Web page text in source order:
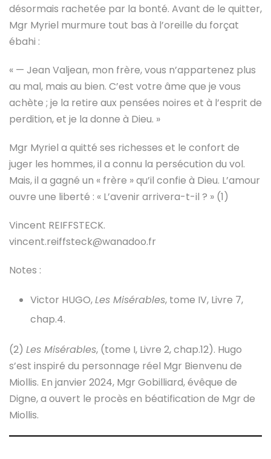
désormais rachetée par la bonté. Avant de le quitter,
Mgr Myriel murmure tout bas à l’oreille du forçat
ébahi :
« — Jean Valjean, mon frère, vous n’appartenez plus
au mal, mais au bien. C’est votre âme que je vous
achète ; je la retire aux pensées noires et à l’esprit de
perdition, et je la donne à Dieu. »
Mgr Myriel a quitté ses richesses et le confort de
juger les hommes, il a connu la persécution du vol.
Mais, il a gagné un « frère » qu’il confie à Dieu. L’amour
ouvre une liberté : « L’avenir arrivera-t-il ? » (1)
Vincent REIFFSTECK.
vincent.reiffsteck@wanadoo.fr
Notes :
Victor HUGO,Les Misérables, tome IV, Livre 7,
chap.4.
(2) Les Misérables, (tome I, Livre 2, chap.12). Hugo
s’est inspiré du personnage réel Mgr Bienvenu de
Miollis. En janvier 2024, Mgr Gobilliard, évêque de
Digne, a ouvert le procès en béatification de Mgr de
Miollis.